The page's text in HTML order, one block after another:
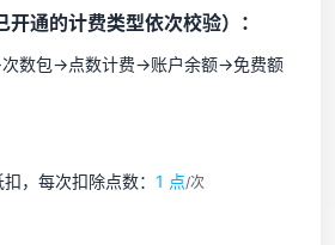
通的计费类型依次校验）：
数包->点数计费->账户余额->免费额
，每次扣除点数：1 点/次